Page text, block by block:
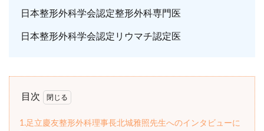
日本整形外科学会認定整形外科専門医
日本整形外科学会認定リウマチ認定医
目次
1.足立慶友整形外科理事長北城雅照先生へのインタビューに